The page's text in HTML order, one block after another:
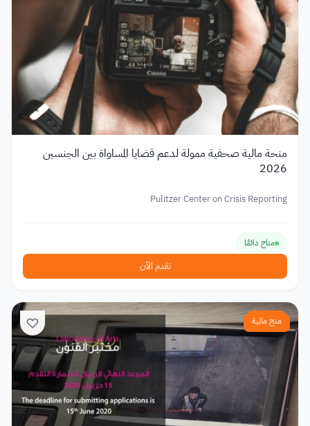
منحة مالية صحفية ممولة لدعم قضايا المساواة بين الجنسين
2026
Pulitzer Center on Crisis Reporting
متاح دائمًا
تقدم الآن
منح مالية